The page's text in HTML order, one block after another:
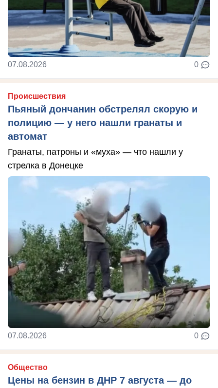
07.08.2026 0
Происшествия
Пьяный дончанин обстрелял скорую и
полицию — у него нашли гранаты и
автомат
Гранаты, патроны и «муха» — что нашли у
стрелка в Донецке
07.08.2026 0
Общество
Цены на бензин в ДНР 7 августа — до